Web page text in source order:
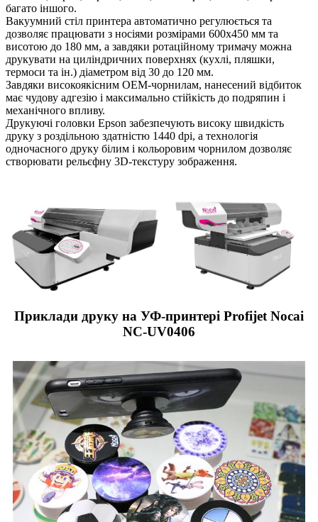
багато іншого.
Вакуумний стіл принтера автоматично регулюється та
дозволяє працювати з носіями розмірами 600х450 мм та
висотою до 180 мм, а завдяки ротаційному тримачу можна
друкувати на циліндричних поверхнях (кухлі, пляшки,
термоси та ін.) діаметром від 30 до 120 мм.
Завдяки високоякісним OEM-чорнилам, нанесений відбиток
має чудову адгезію і максимально стійкість до подряпин і
механічного впливу.
Друкуючі головки Epson забезпечують високу швидкість
друку з роздільною здатністю 1440 dpi, а технологія
одночасного друку білим і кольоровим чорнилом дозволяє
створювати рельєфну 3D-текстуру зображення.
Приклади друку на УФ-принтері Profijet Nocai
NC-UV0406